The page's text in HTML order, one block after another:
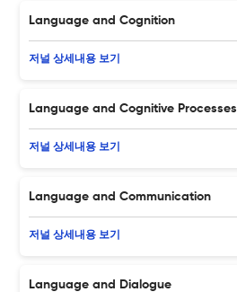
Language and Cognition
저널 상세내용 보기
Language and Cognitive Processes
저널 상세내용 보기
Language and Communication
저널 상세내용 보기
Language and Dialogue